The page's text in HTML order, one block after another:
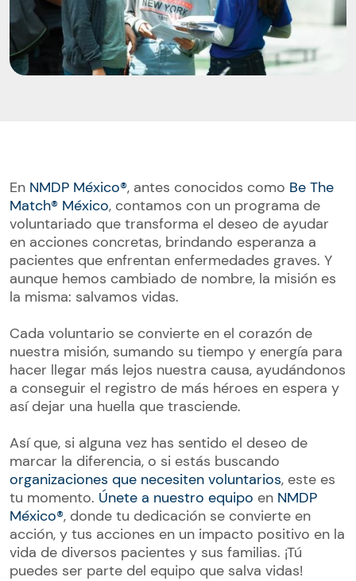
En NMDP México®, antes conocidos como Be The
Match® México, contamos con un programa de
voluntariado que transforma el deseo de ayudar
en acciones concretas, brindando esperanza a
pacientes que enfrentan enfermedades graves. Y
aunque hemos cambiado de nombre, la misión es
la misma: salvamos vidas.
Cada voluntario se convierte en el corazón de
nuestra misión, sumando su tiempo y energía para
hacer llegar más lejos nuestra causa, ayudándonos
a conseguir el registro de más héroes en espera y
así dejar una huella que trasciende.
Así que, si alguna vez has sentido el deseo de
marcar la diferencia, o si estás buscando
organizaciones que necesiten voluntarios, este es
tu momento. Únete a nuestro equipo en NMDP
México®, donde tu dedicación se convierte en
acción, y tus acciones en un impacto positivo en la
vida de diversos pacientes y sus familias. ¡Tú
puedes ser parte del equipo que salva vidas!